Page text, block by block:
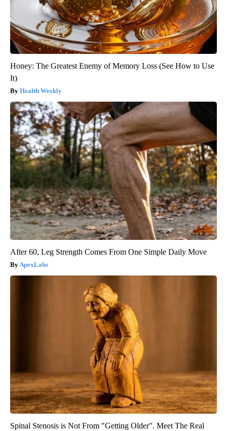
Honey: The Greatest Enemy of Memory Loss (See How to Use
It)
Health Weekly
After 60, Leg Strength Comes From One Simple Daily Move
ApexLabs
Spinal Stenosis is Not From "Getting Older". Meet The Real